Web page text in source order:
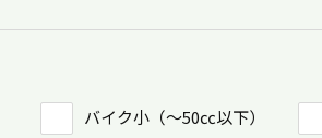
バイク小（〜50㏄以下）